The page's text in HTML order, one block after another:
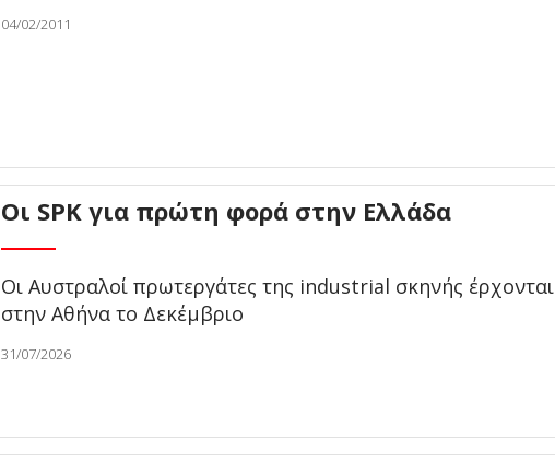
04/02/2011
Οι SPK για πρώτη φορά στην Ελλάδα
Οι Αυστραλοί πρωτεργάτες της industrial σκηνής έρχονται
στην Αθήνα το Δεκέμβριο
31/07/2026